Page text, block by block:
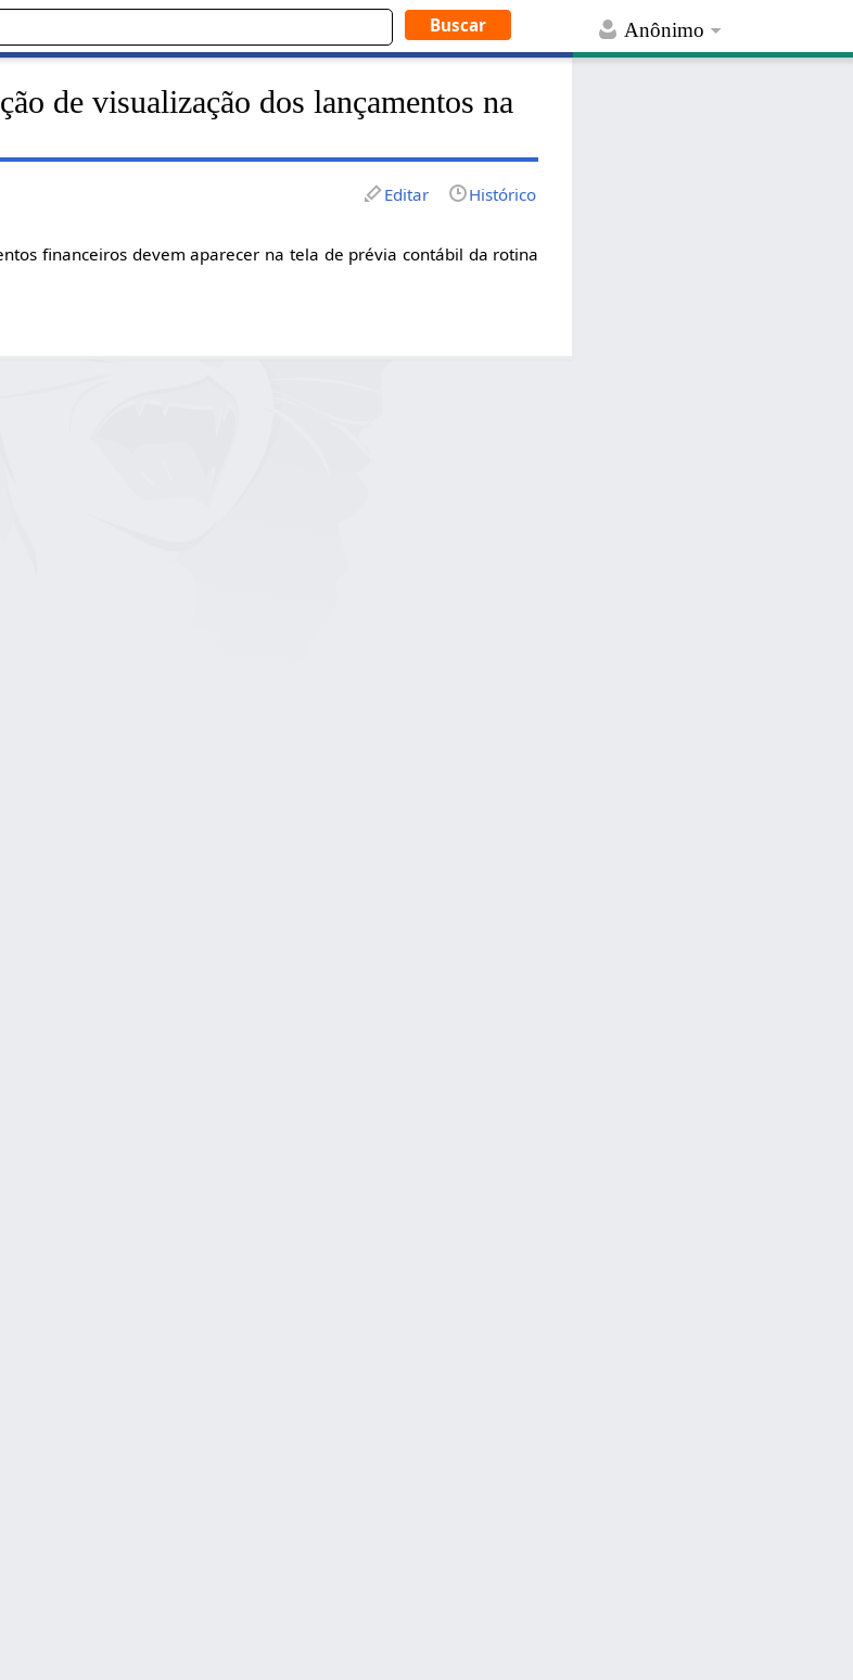
Anônimo
de visualização dos lançamentos na
Editar Histórico
financeiros devem aparecer na tela de prévia contábil da rotina